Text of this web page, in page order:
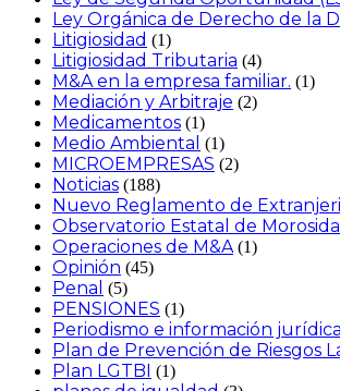
Ley Orgánica de Derecho de la
Litigiosidad (1)
Litigiosidad Tributaria (4)
M&A en la empresa familiar. (1)
Mediación y Arbitraje (2)
Medicamentos (1)
Medio Ambiental (1)
MICROEMPRESAS (2)
Noticias (188)
Nuevo Reglamento de
Observatorio Estatal de
Operaciones de M&A (1)
Opinión (45)
Penal (5)
PENSIONES (1)
Periodismo e información jurídica
Plan de Prevención de Riesgos
Plan LGTBI (1)